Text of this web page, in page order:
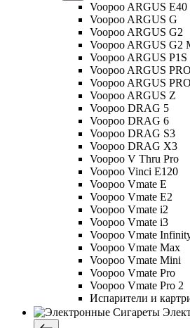
Voopoo ARGUS E40
Voopoo ARGUS G
Voopoo ARGUS G2
Voopoo ARGUS G2
Voopoo ARGUS P1S
Voopoo ARGUS PRO
Voopoo ARGUS
Voopoo ARGUS Z
Voopoo DRAG 5
Voopoo DRAG 6
Voopoo DRAG S3
Voopoo DRAG X3
Voopoo V Thru Pro
Voopoo Vinci E120
Voopoo Vmate E
Voopoo Vmate E2
Voopoo Vmate i2
Voopoo Vmate i3
Voopoo Vmate
Voopoo Vmate Max
Voopoo Vmate Mini
Voopoo Vmate Pro
Voopoo Vmate Pro 2
Испарители и